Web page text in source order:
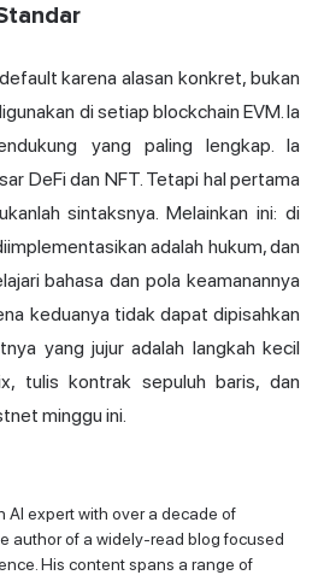
karena alasan konkret, bukan
di setiap blockchain EVM. Ia
yang paling lengkap. Ia
DeFi dan NFT. Tetapi hal pertama
sintaksnya. Melainkan ini: di
adalah hukum, dan
bahasa dan pola keamanannya
keduanya tidak dapat dipisahkan
yang jujur adalah langkah kecil
tulis kontrak sepuluh baris, dan
minggu ini.
AI expert with over a decade of
author of a widely-read blog focused
His content spans a range of